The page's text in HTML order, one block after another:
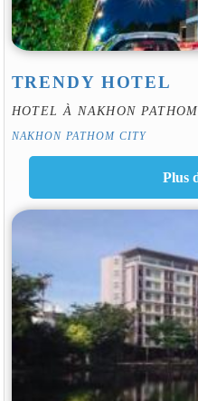
TRENDY HOTEL
HOTEL À NAKHON PATHOM
NAKHON PATHOM CITY